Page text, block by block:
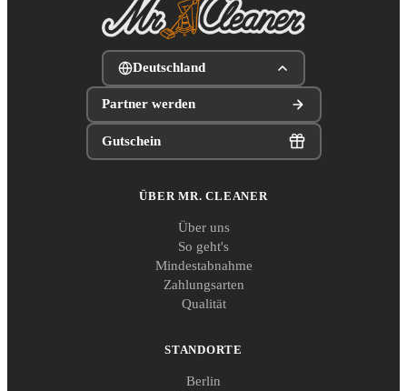
Deutschland
Partner werden
Gutschein
ÜBER MR. CLEANER
Über uns
So geht's
Mindestabnahme
Zahlungsarten
Qualität
STANDORTE
Berlin